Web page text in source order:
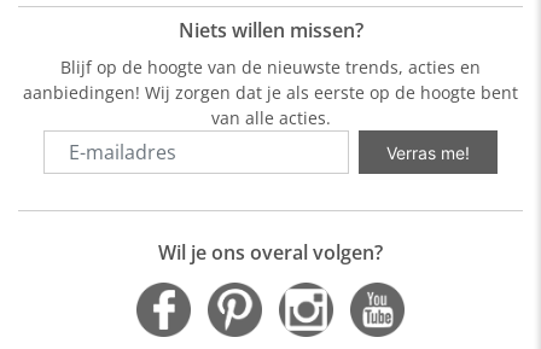
Niets willen missen?
Blijf op de hoogte van de nieuwste trends, acties en
aanbiedingen! Wij zorgen dat je als eerste op de hoogte bent
van alle acties.
Verras me!
Wil je ons overal volgen?